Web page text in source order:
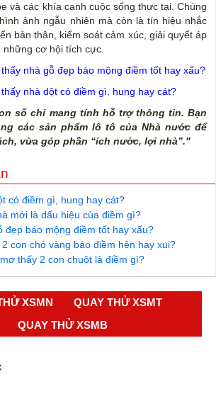
và các khía cạnh cuộc sống thực tại. Chúng
ảnh ngẫu nhiên mà còn là tín hiệu nhắc
bản thân, kiểm soát cảm xúc, giải quyết áp
cơ hội tích cực.
nhà gỗ đẹp báo mộng điềm tốt hay xấu?
nhà dột có điềm gì, hung hay cát?
số chỉ mang tính hỗ trợ thông tin. Bạn
các sản phẩm lô tô của Nhà nước để
vừa góp phần “ích nước, lợi nhà”."
có điềm gì, hung hay cát?
mới là dấu hiệu của điềm gì?
đẹp báo mộng điềm tốt hay xấu?
con chó vàng báo điềm hên hay xui?
thấy 2 con chuột là điềm gì?
XSMN
QUAY THỬ XSMT
QUAY THỬ XSMB